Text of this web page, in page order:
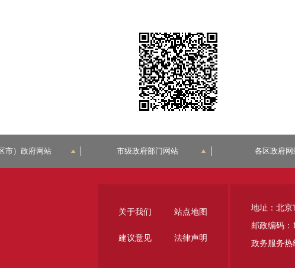
市）政府网站 市级政府部门网站 各区政府网
地址：北京
邮政编码：
政务服务热
关于我们 站点地图
建议意见 法律声明